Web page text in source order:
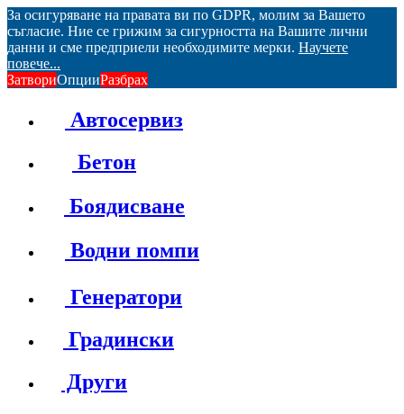
За осигуряване на правата ви по GDPR, молим за Вашето
съгласие. Ние се грижим за сигурността на Вашите лични
данни и сме предприели необходимите мерки. Научете
повече...
ЗатвориОпцииРазбрах
Автосервиз
Бетон
Боядисване
Водни помпи
Генератори
Градински
Други